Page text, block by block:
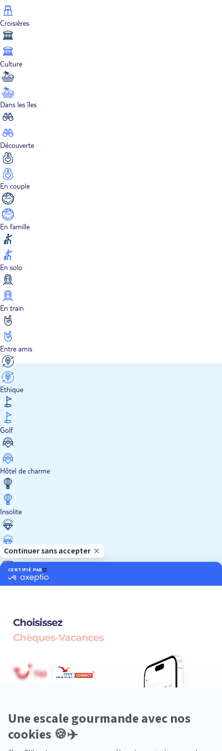
Croisières
Culture
Dans les îles
Découverte
En couple
En famille
En solo
En train
Entre amis
Ethique
Golf
Hôtel de charme
Insolite
Luxe
Neige
Plongée
Premium